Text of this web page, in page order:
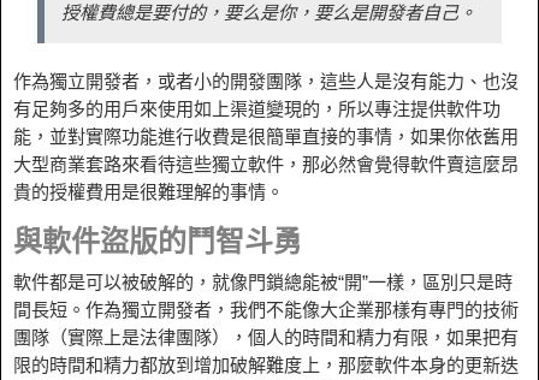
授權費總是要付的，要么是你，要么是開發者自己。
作為獨立開發者，或者小的開發團隊，這些人是沒有能力、也沒
有足夠多的用戶來使用如上渠道變現的，所以專注提供軟件功
能，並對實際功能進行收費是很簡單直接的事情，如果你依舊用
大型商業套路來看待這些獨立軟件，那必然會覺得軟件賣這麼昂
貴的授權費用是很難理解的事情。
與軟件盜版的鬥智斗勇
軟件都是可以被破解的，就像門鎖總能被“開”一樣，區別只是時
間長短。作為獨立開發者，我們不能像大企業那樣有專門的技術
團隊（實際上是法律團隊），個人的時間和精力有限，如果把有
限的時間和精力都放到增加破解難度上，那麼軟件本身的更新迭